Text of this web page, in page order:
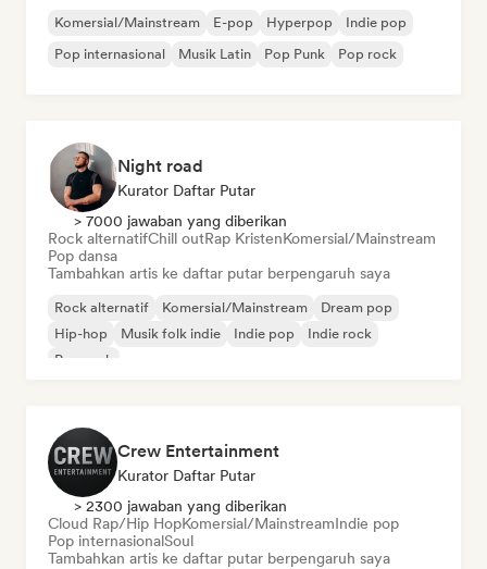
Komersial/Mainstream E-pop Hyperpop
Indie pop
Pop internasional
Musik Latin Pop Punk Pop rock
Night road
Kurator Daftar Putar
> 7000 jawaban yang diberikan
Rock alternatifChill outRap KristenKomersial/Mainstream
Pop dansa
Tambahkan artis ke daftar putar berpengaruh saya
Rock alternatif Komersial/Mainstream
Dream pop
Hip-hop
Musik folk indie Indie pop
Indie rock
Pop rock
Crew Entertainment
Kurator Daftar Putar
> 2300 jawaban yang diberikan
Cloud Rap/Hip HopKomersial/MainstreamIndie pop
Pop internasionalSoul
Tambahkan artis ke daftar putar berpengaruh saya